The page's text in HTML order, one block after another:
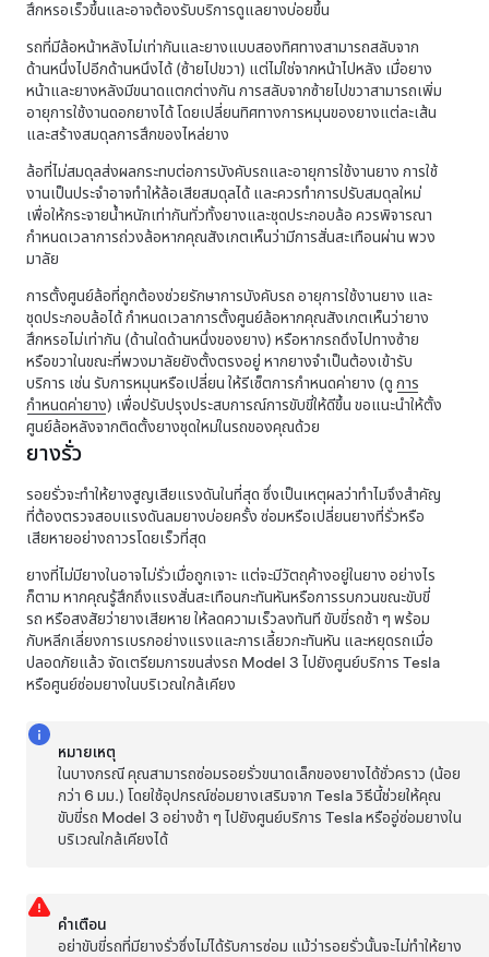
สึกหรอเร็วขึ้นและอาจต้องรับบริการดูแลยางบ่อยขึ้น
รถที่มีล้อหน้าหลังไม่เท่ากันและยางแบบสองทิศทางสามารถสลับจาก
ด้านหนึ่งไปอีกด้านหนึงได้ (ซ้ายไปขวา) แต่ไม่ใช่จากหน้าไปหลัง เมื่อยาง
หน้าและยางหลังมีขนาดแตกต่างกัน การสลับจากซ้ายไปขวาสามารถเพิ่ม
อายุการใช้งานดอกยางได้ โดยเปลี่ยนทิศทางการหมุนของยางแต่ละเส้น
และสร้างสมดุลการสึกของไหล่ยาง
ล้อที่ไม่สมดุลส่งผลกระทบต่อการบังคับรถและอายุการใช้งานยาง การใช้
งานเป็นประจำอาจทำให้ล้อเสียสมดุลได้ และควรทำการปรับสมดุลใหม่
เพื่อให้กระจายน้ำหนักเท่ากันทั่วทั้งยางและชุดประกอบล้อ ควรพิจารณา
กำหนดเวลาการถ่วงล้อหากคุณสังเกตเห็นว่ามีการสั่นสะเทือนผ่าน พวง
มาลัย
การตั้งศูนย์ล้อที่ถูกต้องช่วยรักษาการบังคับรถ อายุการใช้งานยาง และ
ชุดประกอบล้อได้ กำหนดเวลาการตั้งศูนย์ล้อหากคุณสังเกตเห็นว่ายาง
สึกหรอไม่เท่ากัน (ด้านใดด้านหนึ่งของยาง) หรือหากรถดึงไปทางซ้าย
หรือขวาในขณะที่พวงมาลัยยังตั้งตรงอยู่ หากยางจำเป็นต้องเข้ารับ
บริการ เช่น รับการหมุนหรือเปลี่ยน ให้รีเซ็ตการกำหนดค่ายาง (ดู การ
กำหนดค่ายาง) เพื่อปรับปรุงประสบการณ์การขับขี่ให้ดีขึ้น ขอแนะนำให้ตั้ง
ศูนย์ล้อหลังจากติดตั้งยางชุดใหม่ในรถของคุณด้วย
ยางรั่ว
รอยรั่วจะทำให้ยางสูญเสียแรงดันในที่สุด ซึ่งเป็นเหตุผลว่าทำไมจึงสำคัญ
ที่ต้องตรวจสอบแรงดันลมยางบ่อยครั้ง ซ่อมหรือเปลี่ยนยางที่รั่วหรือ
เสียหายอย่างถาวรโดยเร็วที่สุด
ยางที่ไม่มียางในอาจไม่รั่วเมื่อถูกเจาะ แต่จะมีวัตถุค้างอยู่ในยาง อย่างไร
ก็ตาม หากคุณรู้สึกถึงแรงสั่นสะเทือนกะทันหันหรือการรบกวนขณะขับขี่
รถ หรือสงสัยว่ายางเสียหาย ให้ลดความเร็วลงทันที ขับขี่รถช้า ๆ พร้อม
กับหลีกเลี่ยงการเบรกอย่างแรงและการเลี้ยวกะทันหัน และหยุดรถเมื่อ
ปลอดภัยแล้ว จัดเตรียมการขนส่งรถ Model 3 ไปยังศูนย์บริการ Tesla
หรือศูนย์ซ่อมยางในบริเวณใกล้เคียง
หมายเหตุ
ในบางกรณี คุณสามารถซ่อมรอยรั่วขนาดเล็กของยางได้ชั่วคราว (น้อย
กว่า 6 มม.) โดยใช้อุปกรณ์ซ่อมยางเสริมจาก Tesla วิธีนี้ช่วยให้คุณ
ขับขี่รถ Model 3 อย่างช้า ๆ ไปยังศูนย์บริการ Tesla หรืออู่ซ่อมยางใน
บริเวณใกล้เคียงได้
คำเตือน
อย่าขับขี่รถที่มียางรั่วซึ่งไม่ได้รับการซ่อม แม้ว่ารอยรั่วนั้นจะไม่ทำให้ยาง